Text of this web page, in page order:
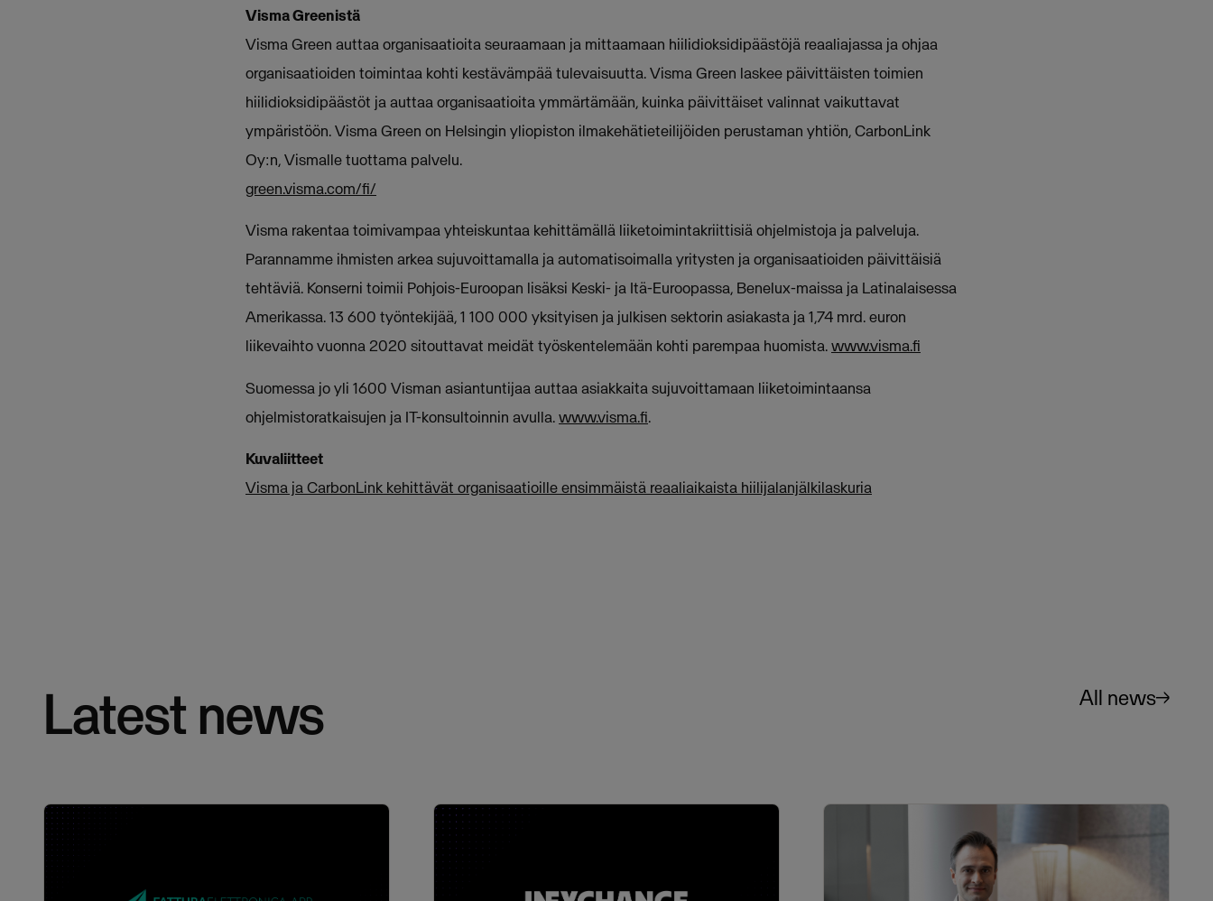
Visma Greenistä
Visma Green auttaa organisaatioita seuraamaan ja mittaamaan hiilidioksidipäästöjä reaaliajassa ja ohjaa
organisaatioiden toimintaa kohti kestävämpää tulevaisuutta. Visma Green laskee päivittäisten toimien
hiilidioksidipäästöt ja auttaa organisaatioita ymmärtämään, kuinka päivittäiset valinnat vaikuttavat
ympäristöön. Visma Green on Helsingin yliopiston ilmakehätieteilijöiden perustaman yhtiön, CarbonLink
Oy:n, Vismalle tuottama palvelu.
green.visma.com/fi/
Visma rakentaa toimivampaa yhteiskuntaa kehittämällä liiketoimintakriittisiä ohjelmistoja ja palveluja.
Parannamme ihmisten arkea sujuvoittamalla ja automatisoimalla yritysten ja organisaatioiden päivittäisiä
tehtäviä. Konserni toimii Pohjois-Euroopan lisäksi Keski- ja Itä-Euroopassa, Benelux-maissa ja Latinalaisessa
Amerikassa. 13 600 työntekijää, 1 100 000 yksityisen ja julkisen sektorin asiakasta ja 1,74 mrd. euron
liikevaihto vuonna 2020 sitouttavat meidät työskentelemään kohti parempaa huomista.www.visma.fi
Suomessa jo yli 1600 Visman asiantuntijaa auttaa asiakkaita sujuvoittamaan liiketoimintaansa
ohjelmistoratkaisujen ja IT-konsultoinnin avulla.www.visma.fi.
Kuvaliitteet
Visma ja CarbonLink kehittävät organisaatioille ensimmäistä reaaliaikaista hiilijalanjälkilaskuria
Latest news All news